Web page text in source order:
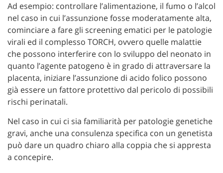
Ad esempio: controllare l’alimentazione, il fumo o l’alcol
nel caso in cui l’assunzione fosse moderatamente alta,
cominciare a fare gli screening ematici per le patologie
virali ed il complesso TORCH, ovvero quelle malattie
che possono interferire con lo sviluppo del neonato in
quanto l’agente patogeno è in grado di attraversare la
placenta, iniziare l’assunzione di acido folico possono
già essere un fattore protettivo dal pericolo di possibili
rischi perinatali.
Nel caso in cui ci sia familiarità per patologie genetiche
gravi, anche una consulenza specifica con un genetista
può dare un quadro chiaro alla coppia che si appresta
a concepire.